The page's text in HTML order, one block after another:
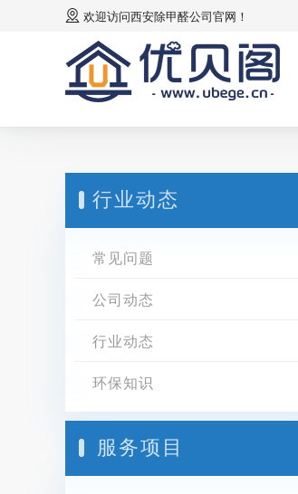
欢迎访问西安除甲醛公司官网！
行业动态
常见问题
公司动态
行业动态
环保知识
服务项目